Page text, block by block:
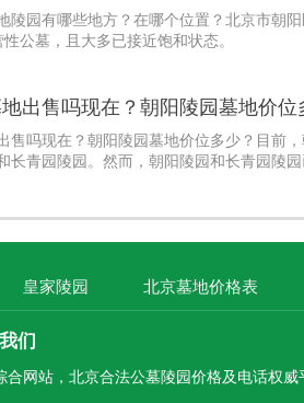
陵园有哪些地方？在哪个位置？北京市朝
公墓，且大多已接近饱和状态。
出售吗现在？朝阳陵园墓地价位
售吗现在？朝阳陵园墓地价位多少？目前
长青园陵园。然而，朝阳陵园和长青园陵
皇家陵园 北京墓地价格表
们
合网站，北京合法公墓陵园价格及电话权威